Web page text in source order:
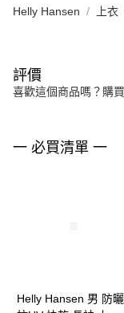
Helly Hansen 上衣
評價
喜歡這個商品嗎？購
一 必買清單 一
Helly Hansen 男 防曬